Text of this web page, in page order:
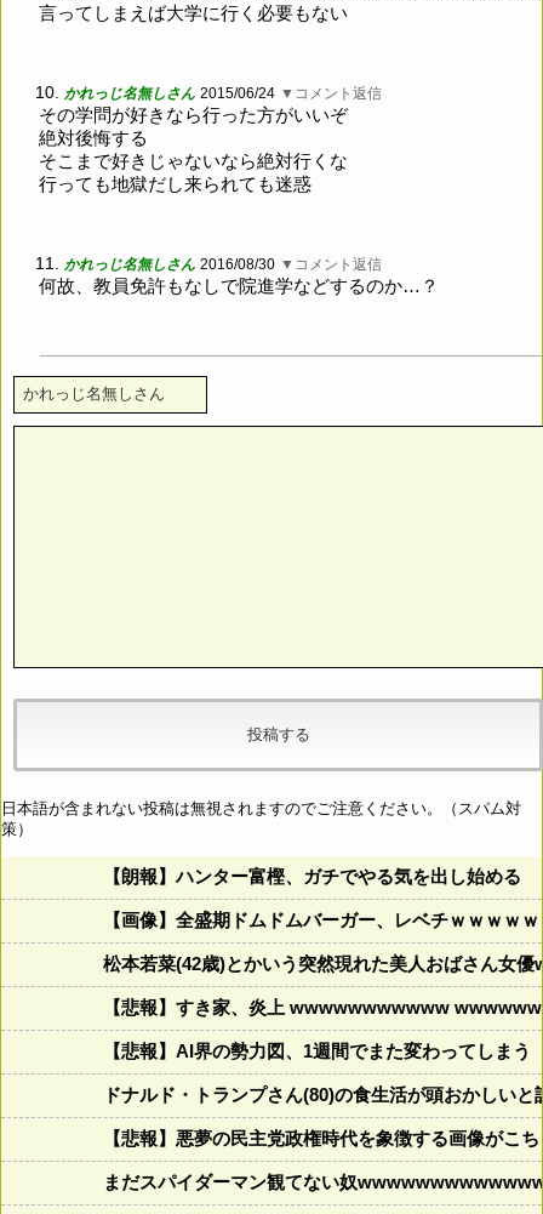
言ってしまえば大学に行く必要もない
10. かれっじ名無しさん 2015/06/24 ▼コメント返信
その学問が好きなら行った方がいいぞ
絶対後悔する
そこまで好きじゃないなら絶対行くな
行っても地獄だし来られても迷惑
11. かれっじ名無しさん 2016/08/30 ▼コメント返信
何故、教員免許もなしで院進学などするのか…？
日本語が含まれない投稿は無視されますのでご注意ください。（スパム対
策）
【朗報】ハンター富樫、ガチでやる気を出し始める
【画像】全盛期ドムドムバーガー、レベチｗｗｗｗ
松本若菜(42歳)とかいう突然現れた美人おばさん女優
【悲報】すき家、炎上 wwwwwwwwwww
【悲報】AI界の勢力図、1週間でまた変わってしまう
ドナルド・トランプさん(80)の食生活が頭おかしい
【悲報】悪夢の民主党政権時代を象徴する画像がこ
まだスパイダーマン観てない奴